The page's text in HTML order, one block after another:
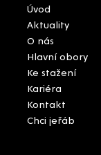
Úvod
Aktuality
O nás
Hlavní obory
Ke stažení
Kariéra
Kontakt
Chci jeřáb